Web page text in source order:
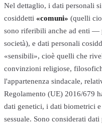
Nel dettaglio, i dati personali
cosiddetti «comuni» (quelli
sono riferibili anche ad enti
società), e dati personali
«sensibili», cioè quelli che
convinzioni religiose,
l'appartenenza sindacale,
Regolamento (UE) 2016/679
dati genetici, i dati biometrici
sessuale. Sono considerati